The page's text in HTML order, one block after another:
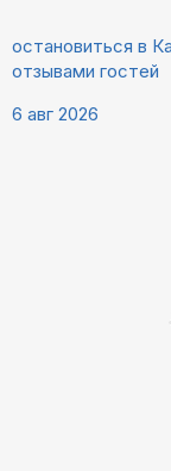
остановиться в
отзывами гостей
6 авг 2026